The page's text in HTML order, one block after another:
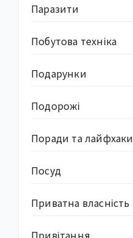
Паразити
Побутова техніка
Подарунки
Подорожі
Поради та лайфхаки
Посуд
Приватна власність
Привітання